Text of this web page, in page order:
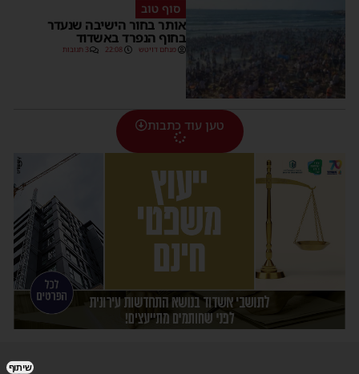
סוף טוב
אותר בחור הישיבה שנעדר
בחוף הנפרד באשדוד
מנחם דויטש 22:08 3 תגובות
טען עוד כתבות
שיתוף